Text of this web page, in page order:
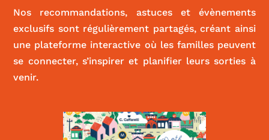
Nos recommandations, astuces et évènements
exclusifs sont régulièrement partagés, créant ainsi
une plateforme interactive où les familles peuvent
se connecter, s’inspirer et planifier leurs sorties à
venir.